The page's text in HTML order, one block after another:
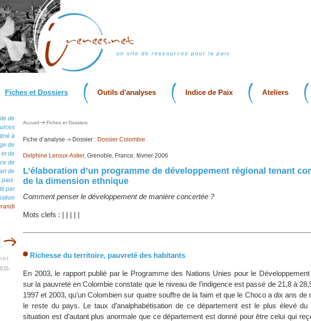
un site de ressources pour la paix
Fiches et Dossiers Outils d’analyses Indice de Paix Ateliers
de
à
de
et de
de
de
paix.
par
Accueil Fiches et Dossiers
Fiche d’analyse Dossier : Dossier Colombie
Delphine Leroux-Astier, Grenoble, France, février 2006
L’élaboration d’un programme de développement régional tenant
de la dimension ethnique
Comment penser le développement de manière concertée ?
Mots clefs : | | | | |
Richesse du territoire, pauvreté des habitants
En 2003, le rapport publié par le Programme des Nations Unies pour le
sur la pauvreté en Colombie constate que le niveau de l’indigence est passé de 21,8 à
1997 et 2003, qu’un Colombien sur quatre souffre de la faim et que le Choco a dix ans de
le reste du pays. Le taux d’analphabétisation de ce département est le plus élevé du
situation est d’autant plus anormale que ce département est donné pour être celui qui